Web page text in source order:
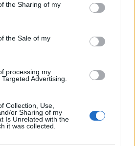
usage behaviour. You may click to
Google and its third-party tags to
specified purposes in below Google
the Sharing of my
the Sale of my
processing my
Advertising.
Collection, Use,
or Sharing of my
Is Unrelated with the
it was collected.
– Succession
17.
tavaly elszólta magát, hogy
a Star Trek: Discovery-ben, mi
vártunk mit kapunk majd.
a sejtésünk: egy
a Föderáció alapelveinek
az eredeti…